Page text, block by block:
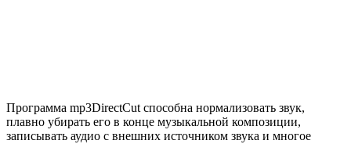
Программа mp3DirectCut способна нормализовать звук,
плавно убирать его в конце музыкальной композиции,
записывать аудио с внешних источником звука и многое